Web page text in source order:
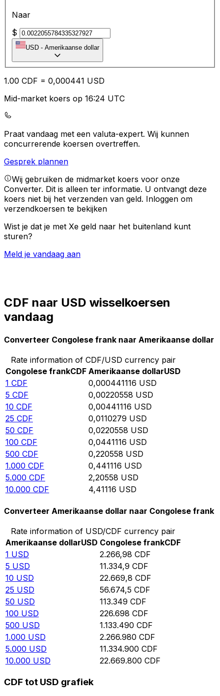
Naar
$
USD - Amerikaanse dollar
1.00 CDF = 0,000441 USD
Mid-market koers op 16:24 UTC
Praat vandaag met een valuta-expert. Wij kunnen
concurrerende koersen overtreffen.
Gesprek plannen
Wij gebruiken de midmarket koers voor onze
Converter. Dit is alleen ter informatie. U ontvangt deze
koers niet bij het verzenden van geld. Inloggen om
verzendkoersen te bekijken
Wist je dat je met Xe geld naar het buitenland kunt
sturen?
Meld je vandaag aan
CDF naar USD wisselkoersen
vandaag
Converteer Congolese frank naar Amerikaanse dollar
Rate information of CDF/USD currency pair
Congolese frankCDF Amerikaanse dollarUSD
1 CDF 0,000441116 USD
5 CDF 0,00220558 USD
10 CDF 0,00441116 USD
25 CDF 0,0110279 USD
50 CDF 0,0220558 USD
100 CDF 0,0441116 USD
500 CDF 0,220558 USD
1.000 CDF 0,441116 USD
5.000 CDF 2,20558 USD
10.000 CDF 4,41116 USD
Converteer Amerikaanse dollar naar Congolese frank
Rate information of USD/CDF currency pair
Amerikaanse dollarUSD Congolese frankCDF
1 USD 2.266,98 CDF
5 USD 11.334,9 CDF
10 USD 22.669,8 CDF
25 USD 56.674,5 CDF
50 USD 113.349 CDF
100 USD 226.698 CDF
500 USD 1.133.490 CDF
1.000 USD 2.266.980 CDF
5.000 USD 11.334.900 CDF
10.000 USD 22.669.800 CDF
CDF tot USD grafiek